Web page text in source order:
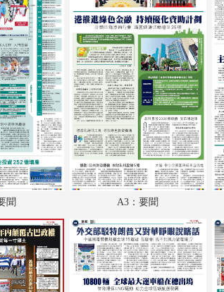
A19：兩岸
A20：內地
A21：體育
A22：體育
B1：副刊
B2：大公園
B3：小公園
聞 A3：要聞